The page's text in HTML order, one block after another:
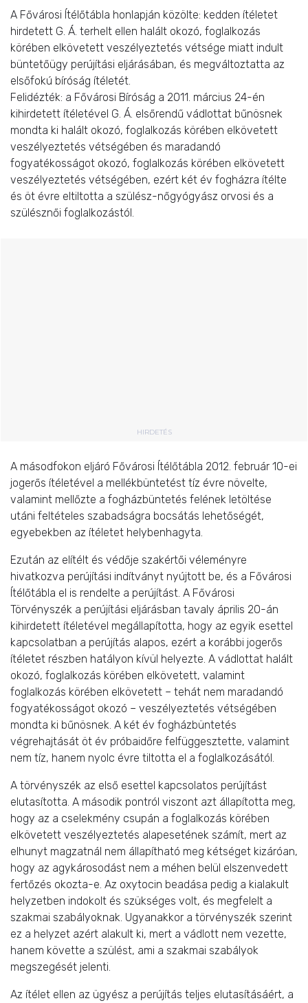
A Fővárosi Ítélőtábla honlapján közölte: kedden ítéletet
hirdetett G. Á. terhelt ellen halált okozó, foglalkozás
körében elkövetett veszélyeztetés vétsége miatt indult
büntetőügy perújítási eljárásában, és megváltoztatta az
elsőfokú bíróság ítéletét.
Felidézték: a Fővárosi Bíróság a 2011. március 24-én
kihirdetett ítéletével G. Á. elsőrendű vádlottat bűnösnek
mondta ki halált okozó, foglalkozás körében elkövetett
veszélyeztetés vétségében és maradandó
fogyatékosságot okozó, foglalkozás körében elkövetett
veszélyeztetés vétségében, ezért két év fogházra ítélte
és öt évre eltiltotta a szülész-nőgyógyász orvosi és a
szülésznői foglalkozástól.
HIRDETÉS
A másodfokon eljáró Fővárosi Ítélőtábla 2012. február 10-ei
jogerős ítéletével a mellékbüntetést tíz évre növelte,
valamint mellőzte a fogházbüntetés felének letöltése
utáni feltételes szabadságra bocsátás lehetőségét,
egyebekben az ítéletet helybenhagyta.
Ezután az elítélt és védője szakértői véleményre
hivatkozva perújítási indítványt nyújtott be, és a Fővárosi
Ítélőtábla el is rendelte a perújítást. A Fővárosi
Törvényszék a perújítási eljárásban tavaly április 20-án
kihirdetett ítéletével megállapította, hogy az egyik esettel
kapcsolatban a perújítás alapos, ezért a korábbi jogerős
ítéletet részben hatályon kívül helyezte. A vádlottat halált
okozó, foglalkozás körében elkövetett, valamint
foglalkozás körében elkövetett – tehát nem maradandó
fogyatékosságot okozó – veszélyeztetés vétségében
mondta ki bűnösnek. A két év fogházbüntetés
végrehajtását öt év próbaidőre felfüggesztette, valamint
nem tíz, hanem nyolc évre tiltotta el a foglalkozásától.
A törvényszék az első esettel kapcsolatos perújítást
elutasította. A második pontról viszont azt állapította meg,
hogy az a cselekmény csupán a foglalkozás körében
elkövetett veszélyeztetés alapesetének számít, mert az
elhunyt magzatnál nem állapítható meg kétséget kizáróan,
hogy az agykárosodást nem a méhen belül elszenvedett
fertőzés okozta-e. Az oxytocin beadása pedig a kialakult
helyzetben indokolt és szükséges volt, és megfelelt a
szakmai szabályoknak. Ugyanakkor a törvényszék szerint
ez a helyzet azért alakult ki, mert a vádlott nem vezette,
hanem követte a szülést, ami a szakmai szabályok
megszegését jelenti.
Az ítélet ellen az ügyész a perújítás teljes elutasításáért, a